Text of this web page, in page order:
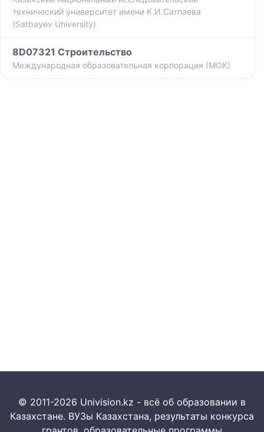
технический университет имени К.И.Сатпаева
(Satbayev University)
8D07321 Строительство
Международная образовательная корпорация (МОК)
© 2011-2026 Univision.kz - всё об образовании в
Казахстане. ВУЗы Казахстана, результаты конкурса